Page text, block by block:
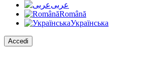
عربى
Română
Українська
Accedi